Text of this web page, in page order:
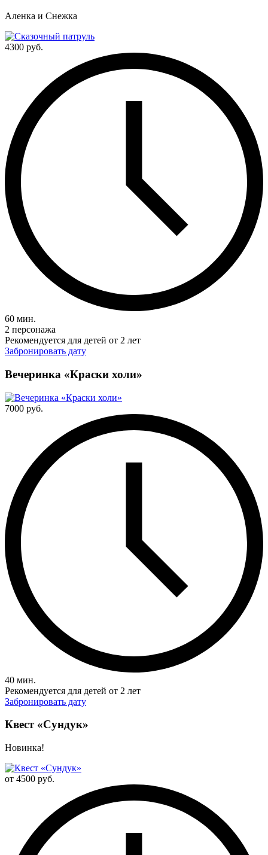
Аленка и Снежка
4300 руб.
60 мин.
2 персонажа
Рекомендуется для детей от 2 лет
Забронировать дату
Вечеринка «Краски холи»
7000 руб.
40 мин.
Рекомендуется для детей от 2 лет
Забронировать дату
Квест «Сундук»
Новинка!
от 4500 руб.